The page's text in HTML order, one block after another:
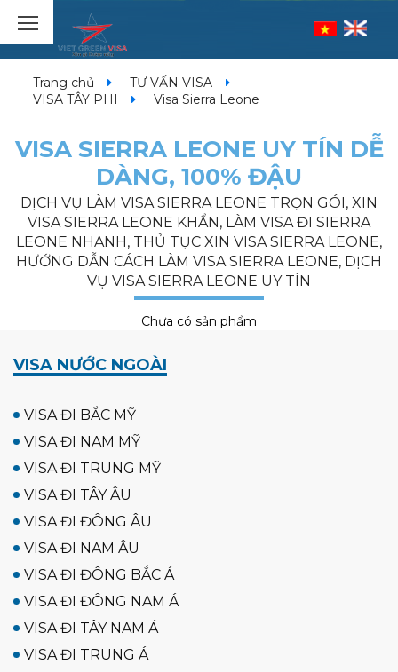
Trang chủ
TƯ VẤN VISA
VISA TÂY PHI
Visa Sierra Leone
VISA SIERRA LEONE UY TÍN DỄ
DÀNG, 100% ĐẬU
DỊCH VỤ LÀM VISA SIERRA LEONE TRỌN GÓI, XIN
VISA SIERRA LEONE KHẨN, LÀM VISA ĐI SIERRA
LEONE NHANH, THỦ TỤC XIN VISA SIERRA LEONE,
HƯỚNG DẪN CÁCH LÀM VISA SIERRA LEONE, DỊCH
VỤ VISA SIERRA LEONE UY TÍN
Chưa có sản phẩm
VISA NƯỚC NGOÀI
VISA ĐI BẮC MỸ
VISA ĐI NAM MỸ
VISA ĐI TRUNG MỸ
VISA ĐI TÂY ÂU
VISA ĐI ĐÔNG ÂU
VISA ĐI NAM ÂU
VISA ĐI ĐÔNG BẮC Á
VISA ĐI ĐÔNG NAM Á
VISA ĐI TÂY NAM Á
VISA ĐI TRUNG Á